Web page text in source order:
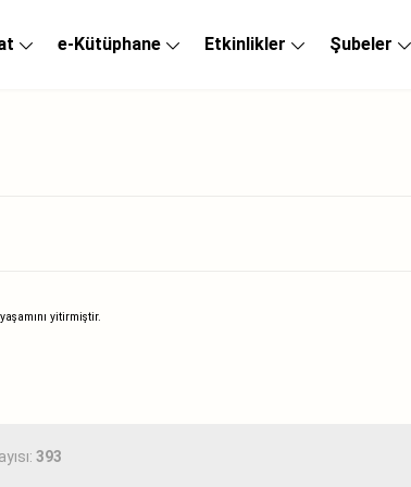
e-Kütüphane Etkinlikler Şubeler
yitirmiştir.
393